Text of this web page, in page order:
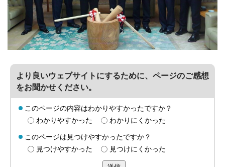
より良いウェブサイトにするために、ページのご感想
をお聞かせください。
このページの内容はわかりやすかったですか？
わかりやすかった
わかりにくかった
このページは見つけやすかったですか？
見つけやすかった
見つけにくかった